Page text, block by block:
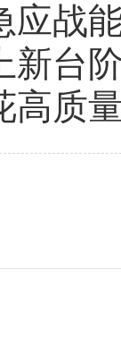
应战
新台
高质